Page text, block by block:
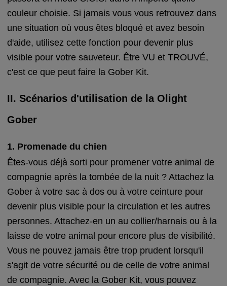
couleur choisie. Si jamais vous vous retrouvez dans
une situation où vous êtes bloqué et avez besoin
d'aide, utilisez cette fonction pour devenir plus
visible pour votre sauveteur. Être VU et TROUVÉ,
c'est ce que peut faire la Gober Kit.
II. Scénarios d'utilisation de la Olight
Gober
1. Promenade du chien
Êtes-vous déjà sorti pour promener votre animal de
compagnie après la tombée de la nuit ? Attachez la
Gober à votre sac à dos ou à votre ceinture pour
devenir plus visible pour la circulation et les autres
personnes. Attachez-en un au collier/harnais ou à la
laisse de votre animal pour encore plus de visibilité.
Vous ne pouvez jamais être trop prudent lorsqu'il
s'agit de votre sécurité ou de celle de votre animal
de compagnie. Avec la Gober Kit, vous pouvez